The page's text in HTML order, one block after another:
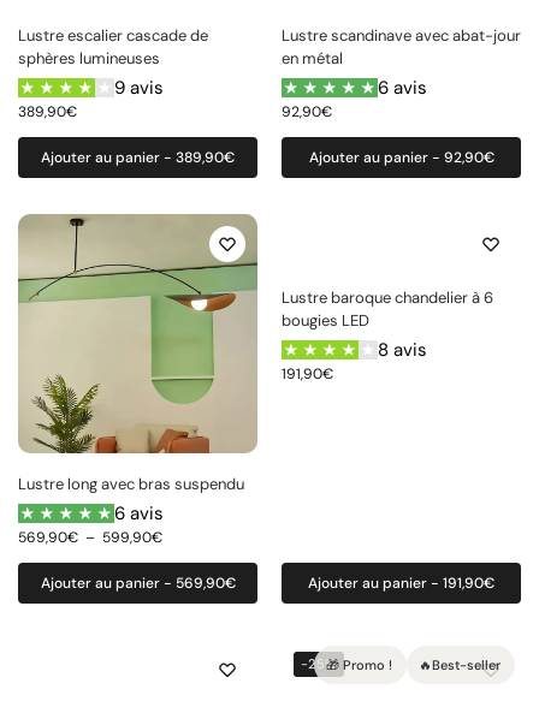
Lustre escalier cascade de
sphères lumineuses
9 avis
389,90€
Ajouter au panier - 389,90€
Lustre scandinave avec abat-jour
en métal
6 avis
92,90€
Ajouter au panier - 92,90€
Lustre long avec bras suspendu
6 avis
569,90€ – 599,90€
Ajouter au panier - 569,90€
Lustre baroque chandelier à 6
bougies LED
8 avis
191,90€
Ajouter au panier - 191,90€
-25%🎁 Promo ! 🔥Best-seller